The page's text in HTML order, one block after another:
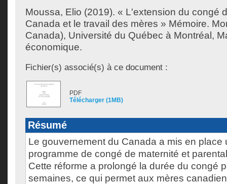
Moussa, Elio (2019). « L'extension du congé
Canada et le travail des mères » Mémoire.
Canada), Université du Québec à Montréal,
économique.
Fichier(s) associé(s) à ce document :
PDF
Télécharger (1MB)
Résumé
Le gouvernement du Canada a mis en place
programme de congé de maternité et
Cette réforme a prolongé la durée du congé
semaines, ce qui permet aux mères